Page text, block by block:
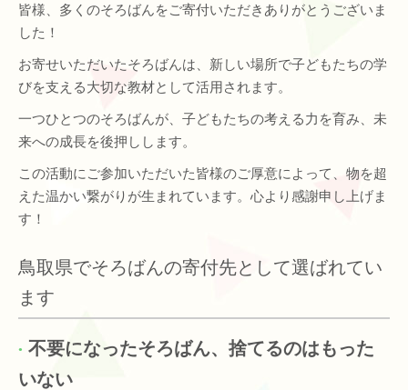
皆様、多くのそろばんをご寄付いただきありがとうございま
した！
お寄せいただいたそろばんは、新しい場所で子どもたちの学
びを支える大切な教材として活用されます。
一つひとつのそろばんが、子どもたちの考える力を育み、未
来への成長を後押しします。
この活動にご参加いただいた皆様のご厚意によって、物を超
えた温かい繋がりが生まれています。心より感謝申し上げま
す！
鳥取県でそろばんの寄付先として選ばれてい
ます
不要になったそろばん、捨てるのはもった
いない